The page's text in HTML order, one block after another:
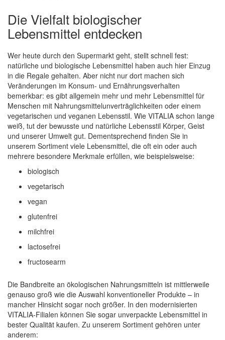
Die Vielfalt biologischer
Lebensmittel entdecken
Wer heute durch den Supermarkt geht, stellt schnell fest:
natürliche und biologische Lebensmittel haben auch hier Einzug
in die Regale gehalten. Aber nicht nur dort machen sich
Veränderungen im Konsum- und Ernährungsverhalten
bemerkbar: es gibt allgemein mehr und mehr Lebensmittel für
Menschen mit Nahrungsmittelunverträglichkeiten oder einem
vegetarischen und veganen Lebensstil. Wie VITALIA schon lange
weiß, tut der bewusste und natürliche Lebensstil Körper, Geist
und unserer Umwelt gut. Dementsprechend finden Sie in
unserem Sortiment viele Lebensmittel, die oft ein oder auch
mehrere besondere Merkmale erfüllen, wie beispielsweise:
biologisch
vegetarisch
vegan
glutenfrei
milchfrei
lactosefrei
fructosearm
Die Bandbreite an ökologischen Nahrungsmitteln ist mittlerweile
genauso groß wie die Auswahl konventioneller Produkte – in
mancher Hinsicht sogar noch größer. In den modernisierten
VITALIA-Filialen können Sie sogar unverpackte Lebensmittel in
bester Qualität kaufen. Zu unserem Sortiment gehören unter
anderem: